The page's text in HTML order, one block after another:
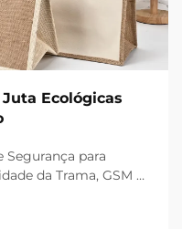
Ecológicas
Segurança para
da Trama, GSM e